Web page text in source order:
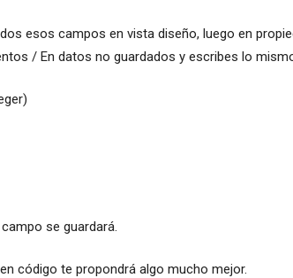
esos campos en vista diseño, luego en
/ En datos no guardados y escribes lo
se guardará.
código te propondrá algo mucho mejor.